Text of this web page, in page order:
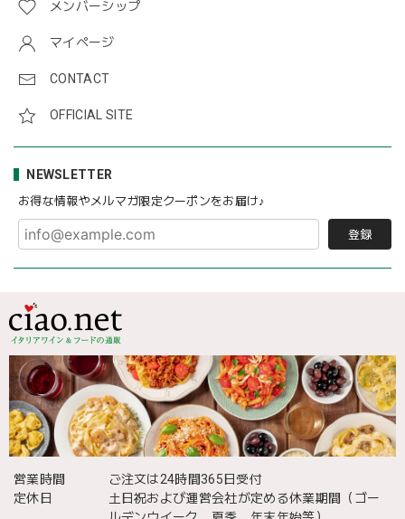
メンバーシップ
マイページ
CONTACT
OFFICIAL SITE
NEWSLETTER
お得な情報やメルマガ限定クーポンをお届け♪
登録
営業時間
ご注文は24時間365日受付
定休日
土日祝および運営会社が定める休業期間（ゴー